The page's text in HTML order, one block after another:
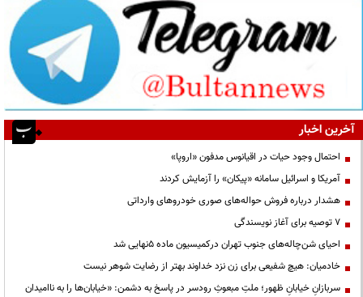
آخرین اخبار
احتمال وجود حیات در اقیانوس مدفون «اروپا»
آمریکا و اسرائیل سامانه «پیکان» را آزمایش کردند
هشدار درباره فروش حواله‌های صوری خودروهای وارداتی
۷ توصیه برای آغاز نویسندگی
احیای شن‌چاله‌های جنوب تهران درکمیسیون ماده ۵نهایی شد
خادمیان: هیچ شفیعی برای زن نزد خداوند بهتر از رضایت شوهر نیست
سربازانِ خیابانِ ظهور؛ ملتِ مبعوثِ رودسر در پاسخ به دشمن: «خیابان‌ها را به ناامیدان